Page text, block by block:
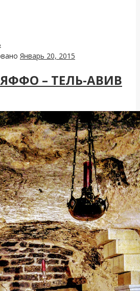
Январь 20, 2015
– ТЕЛЬ-АВИВ